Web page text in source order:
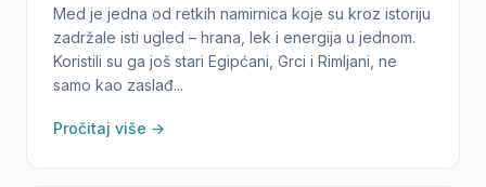
Med je jedna od retkih namirnica koje su kroz istoriju
zadržale isti ugled – hrana, lek i energija u jednom.
Koristili su ga još stari Egipćani, Grci i Rimljani, ne
samo kao zaslađ...
Pročitaj više →